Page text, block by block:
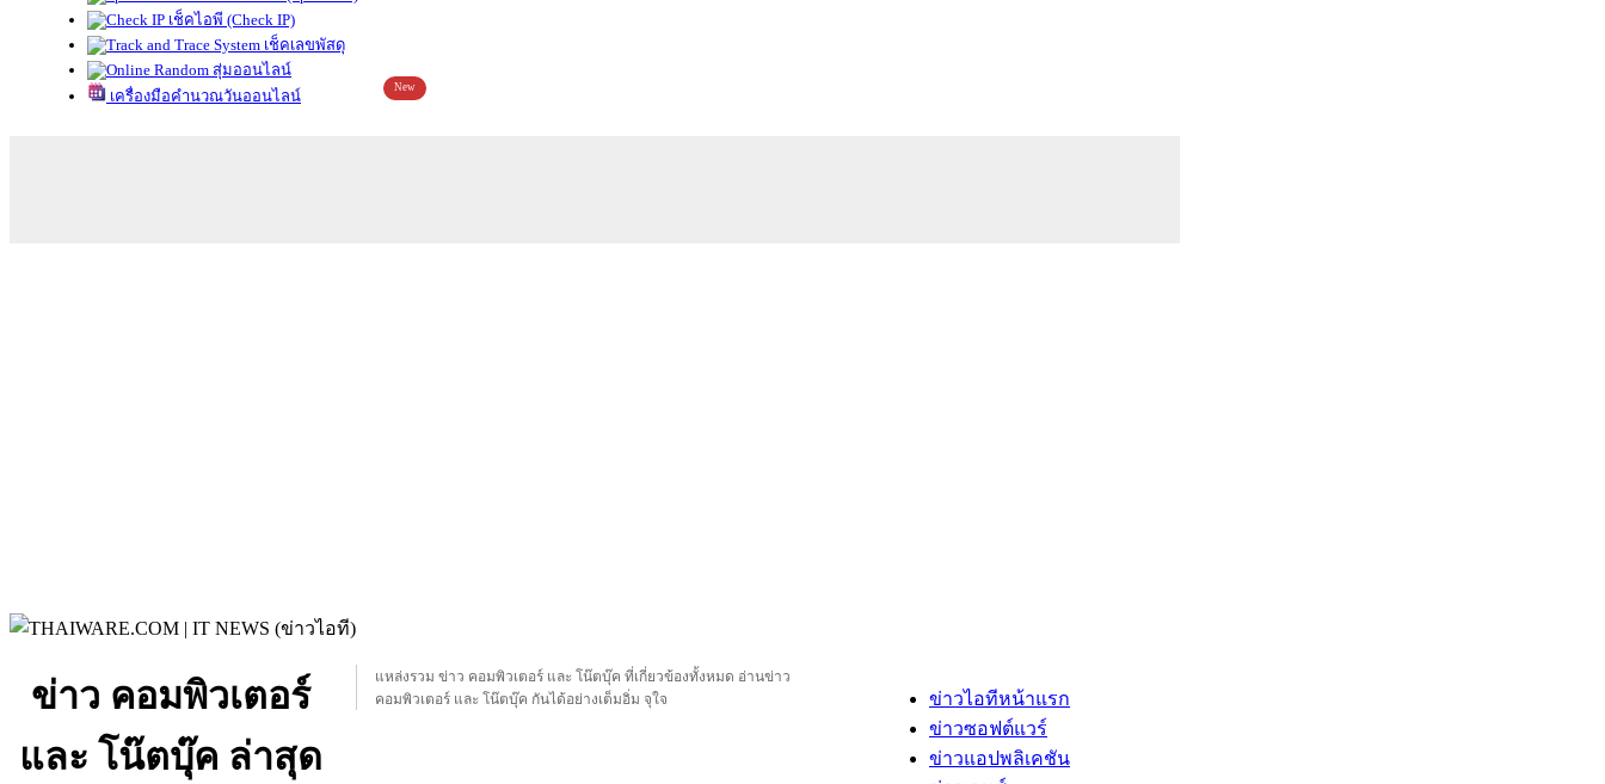
เช็คไอพี (Check IP)
เช็คเลขพัสดุ
สุ่มออนไลน์
เครื่องมือคำนวณวันออนไลน์
New
ข่าว คอมพิวเตอร์
และ โน๊ตบุ๊ค ล่าสุด
แหล่งรวม ข่าว คอมพิวเตอร์ และ โน๊ตบุ๊ค ที่เกี่ยวข้องทั้งหมด อ่านข่าว
คอมพิวเตอร์ และ โน๊ตบุ๊ค กันได้อย่างเต็มอิ่ม จุใจ
ข่าวไอทีหน้าแรก
ข่าวซอฟต์แวร์
ข่าวแอปพลิเคชัน